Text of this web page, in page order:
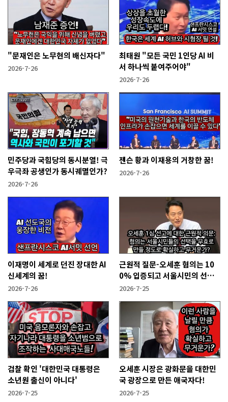
"문재인은 노무현의 배신자다"
2026-7-26
최태원 "모든 국민 1인당 AI 비
서 하나씩 붙여주어야"
2026-7-26
민주당과 국힘당의 동시분열! 극
우극좌 공생인가 동시궤멸인가?
2026-7-26
젠슨 황과 이재용의 거창한 꿈!
2026-7-26
이재명이 세계로 던진 장대한 AI
신세계의 꿈!
2026-7-26
근원적 질문-오세훈 혐의는 10
0% 입증되고 서울시민의 선택
을 무효화시킬 만큼 무겁나?
2026-7-25
검찰 확인 '대한민국 대통령은
소년원 출신이 아니다'
2026-7-25
오세훈 시장은 광화문을 대한민
국 광장으로 만든 애국자다!
2026-7-25